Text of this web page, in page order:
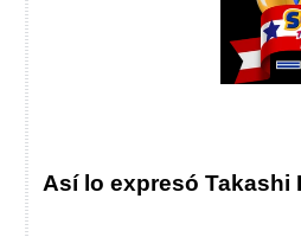
Así lo expresó Takashi